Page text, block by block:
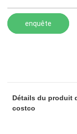
enquête
Détails du produit
costco